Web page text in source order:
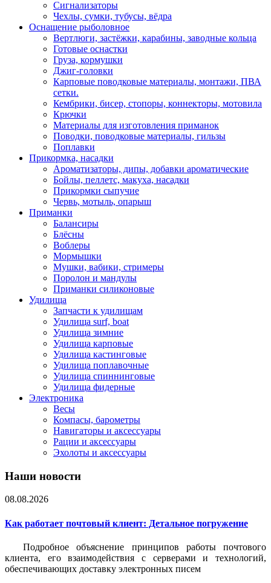
Сигнализаторы
Чехлы, сумки, тубусы, вёдра
Оснащение рыболовное
Вертлюги, застёжки, карабины, заводные кольца
Готовые оснастки
Груза, кормушки
Джиг-головки
Карповые поводковые материалы, монтажи, ПВА
сетки.
Кембрики, бисер, стопоры, коннекторы, мотовила
Крючки
Материалы для изготовления приманок
Поводки, поводковые материалы, гильзы
Поплавки
Прикормка, насадки
Ароматизаторы, дипы, добавки ароматические
Бойлы, пеллетс, макуха, насадки
Прикормки сыпучие
Червь, мотыль, опарыш
Приманки
Балансиры
Блёсны
Воблеры
Мормышки
Мушки, вабики, стримеры
Поролон и мандулы
Приманки силиконовые
Удилища
Запчасти к удилищам
Удилища surf, boat
Удилища зимние
Удилища карповые
Удилища кастинговые
Удилища поплавочные
Удилища спиннинговые
Удилища фидерные
Электроника
Весы
Компасы, барометры
Навигаторы и аксессуары
Рации и аксессуары
Эхолоты и аксессуары
Наши новости
08.08.2026
Как работает почтовый клиент: Детальное погружение
Подробное объяснение принципов работы почтового
клиента, его взаимодействия с серверами и технологий,
обеспечивающих доставку электронных писем